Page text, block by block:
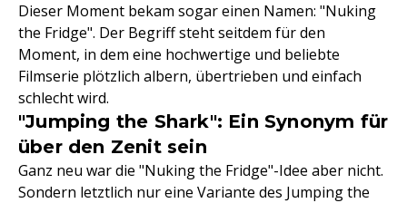
Dieser Moment bekam sogar einen Namen: "Nuking
the Fridge". Der Begriff steht seitdem für den
Moment, in dem eine hochwertige und beliebte
Filmserie plötzlich albern, übertrieben und einfach
schlecht wird.
"Jumping the Shark": Ein Synonym für
über den Zenit sein
Ganz neu war die "Nuking the Fridge"-Idee aber nicht.
Sondern letztlich nur eine Variante des Jumping the